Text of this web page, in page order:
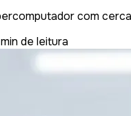
com
min de leitura